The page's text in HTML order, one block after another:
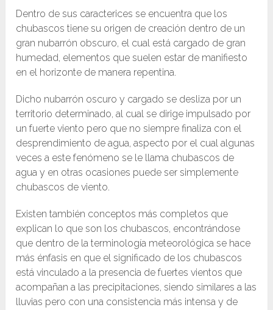
Dentro de sus caracterices se encuentra que los
chubascos tiene su origen de creación dentro de un
gran nubarrón obscuro, el cual está cargado de gran
humedad, elementos que suelen estar de manifiesto
en el horizonte de manera repentina.
Dicho nubarrón oscuro y cargado se desliza por un
territorio determinado, al cual se dirige impulsado por
un fuerte viento pero que no siempre finaliza con el
desprendimiento de agua, aspecto por el cual algunas
veces a este fenómeno se le llama chubascos de
agua y en otras ocasiones puede ser simplemente
chubascos de viento.
Existen también conceptos más completos que
explican lo que son los chubascos, encontrándose
que dentro de la terminología meteorológica se hace
más énfasis en que el significado de los chubascos
está vinculado a la presencia de fuertes vientos que
acompañan a las precipitaciones, siendo similares a las
lluvias pero con una consistencia más intensa y de